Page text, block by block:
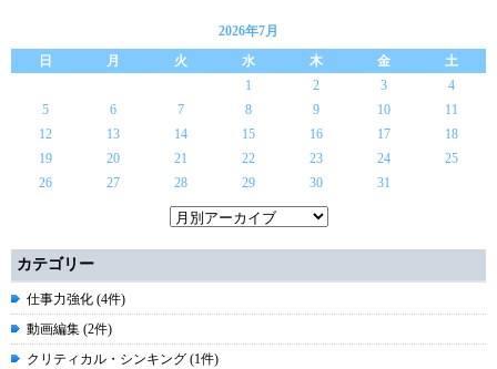
2026年7月
日
月 火 水 木 金
土
1
2 3
4
5
6 7 8 9 10
11
12
13 14 15 16 17
18
19
20 21 22 23 24
25
26
27 28 29 30 31
カテゴリー
仕事力強化 (4件)
動画編集 (2件)
クリティカル・シンキング (1件)